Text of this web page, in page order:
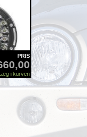
PRIS
i kurven